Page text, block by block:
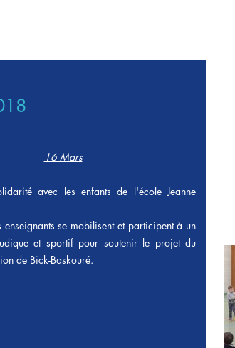
16 Mars
avec les enfants de l'école Jeanne
enseignants se mobilisent et participent à un
et sportif pour soutenir le projet du
de Bick-Baskouré.